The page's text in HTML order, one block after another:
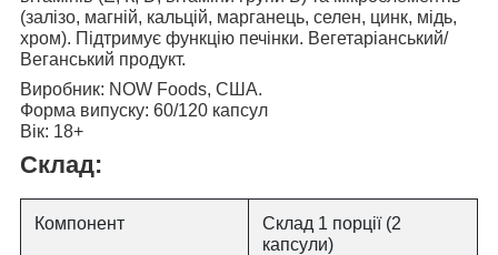
(залізо, магній, кальцій, марганець, селен, цинк, мідь,
хром). Підтримує функцію печінки. Вегетаріанський/
Веганський продукт.
Виробник: NOW Foods, США.
Форма випуску: 60/120 капсул
Вік: 18+
Склад:
Компонент
Склад 1 порції (2
капсули)